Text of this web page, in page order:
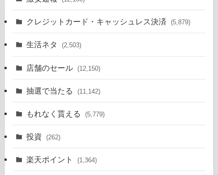
クレジットカード・キャッシュレス決済 (5,879)
生活ネタ (2,503)
店舗のセール (12,150)
抽選で当たる (11,142)
もれなく貰える (5,779)
投資 (262)
楽天ポイント (1,364)